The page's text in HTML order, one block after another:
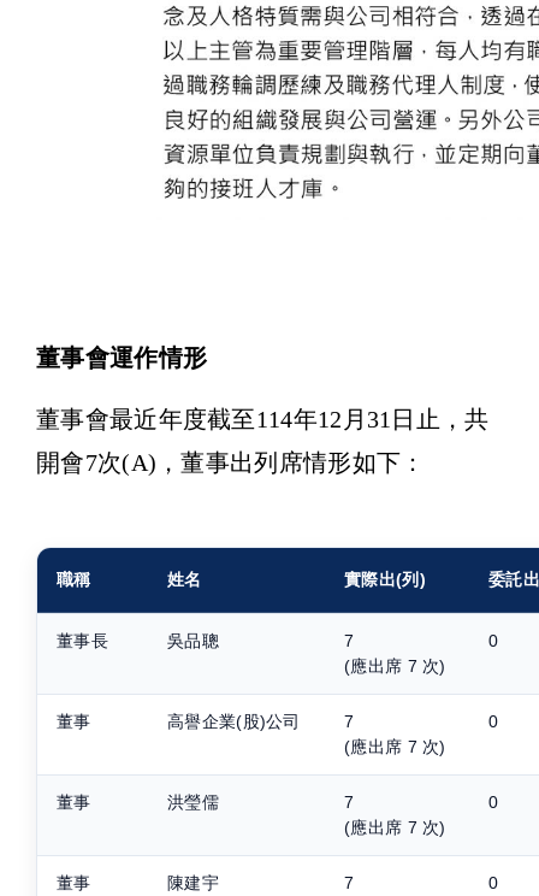
董事會運作情形
董事會最近年度截至114年12月31日止，共
開會7次(A)，董事出列席情形如下：
職稱 姓名 實際出(列) 委託出
董事長 吳品聰
7
(應出席 7 次)
0
董事 高譽企業(股)公司
7
(應出席 7 次)
0
董事 洪瑩儒
7
(應出席 7 次)
0
董事 陳建宇
7
0